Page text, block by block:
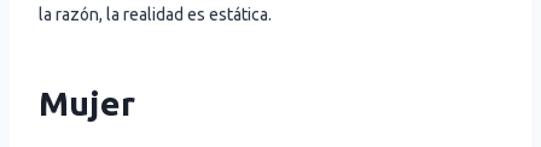
la razón, la realidad es estática.
Mujer